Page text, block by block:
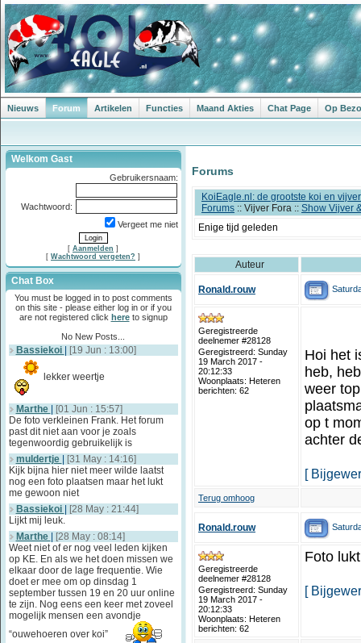
Nieuws Forum Artikelen Functies Maand Akties Chat Page Op
Welkom Gast
Gebruikersnaam:
Wachtwoord:
Vergeet me niet
[ Aanmelden ]
[ Wachtwoord vergeten? ]
Chat Box
You must be logged in to post comments
on this site - please either log in or if you
are not registered click hereto signup
No New Posts...
Bassiekoi [19 Jun : 13:00]
lekker weertje
Marthe
[01 Jun : 15:57]
De foto verkleinen Frank. Het forum
past dit niet aan voor je zoals
tegenwoordig gebruikelijk is
muldertje
[31 May : 14:16]
Kijk bijna hier niet meer wilde laatst
nog een foto plaatsen maar het lukt
me gewoon niet
Bassiekoi
[28 May : 21:44]
Lijkt mij leuk.
Marthe
[28 May : 08:14]
Weet niet of er nog veel leden kijken
op KE. En als we het doen missen we
elkaar door de lage frequentie. Wie
doet er mee om op dinsdag 1
september tussen 19 en 20 uur online
te zijn. Nog eens een keer met zoveel
mogelijk mensen een avondje
“ouwehoeren over koi”
Forums
KoiEagle.nl: de grootste koi en
Forums :: Vijver Fora :: Show Vijver
Enige tijd geleden
Auteur
Ronald.rouw
Geregistreerde
deelnemer #28128
Geregistreerd: Sunday
19 March 2017 -
20:12:33
Woonplaats: Heteren
berichten: 62
Hoi het
heb,
weer
op t
achter
[
Terug omhoog
Ronald.rouw
Geregistreerde
deelnemer #28128
Geregistreerd: Sunday
19 March 2017 -
20:12:33
Woonplaats: Heteren
berichten: 62
Foto
[